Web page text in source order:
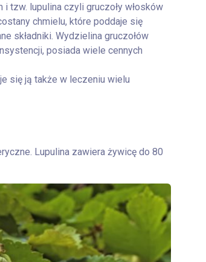
tzw. lupulina czyli gruczoły włosków
chmielu, które poddaje się
składniki. Wydzielina gruczołów
posiada wiele cennych
się ją także w leczeniu wielu
Lupulina zawiera żywicę do 80